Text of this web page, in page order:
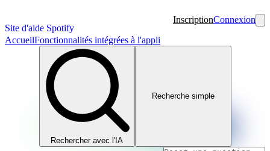
Site d'aide Spotify
InscriptionConnexion
AccueilFonctionnalités intégrées à l'appli
Rechercher avec l'IA
Recherche simple